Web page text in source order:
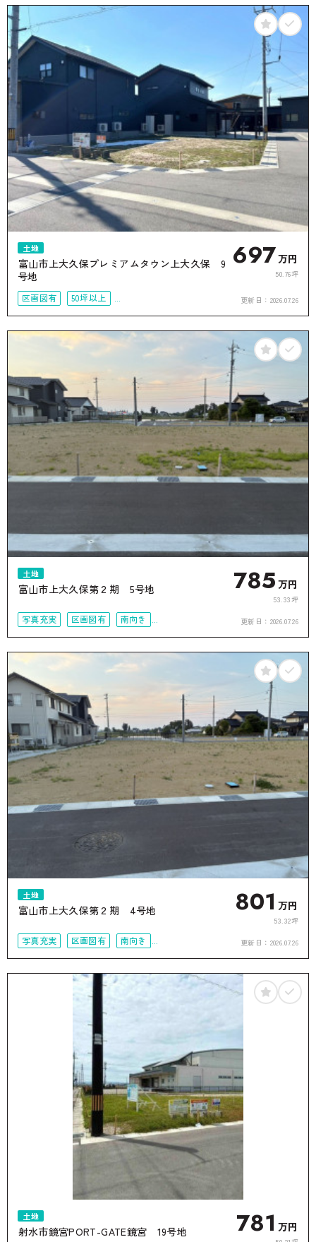
土地
富山市上大久保プレミアムタウン上大久保 9
号地
697万円
50.76坪
区画図有
50坪以上
更新日： 2026.07.26
土地
富山市上大久保第２期 5号地 785 万円
53.33坪
写真充実 区画図有
南向き
更新日： 2026.07.26
土地
富山市上大久保第２期 4号地 801 万円
53.32坪
写真充実 区画図有
南向き
更新日： 2026.07.26
土地
射水市鏡宮PORT-GATE鏡宮 19号地 781 万円